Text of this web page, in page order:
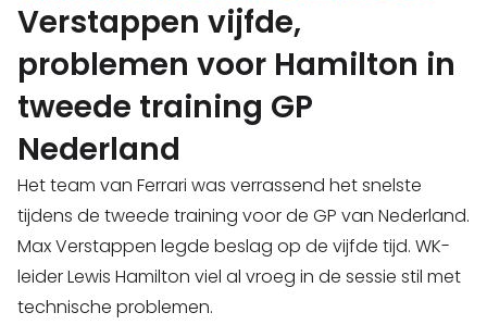
Verstappen vijfde,
problemen voor Hamilton in
tweede training GP
Nederland
Het team van Ferrari was verrassend het snelste
tijdens de tweede training voor de GP van Nederland.
Max Verstappen legde beslag op de vijfde tijd. WK-
leider Lewis Hamilton viel al vroeg in de sessie stil met
technische problemen.